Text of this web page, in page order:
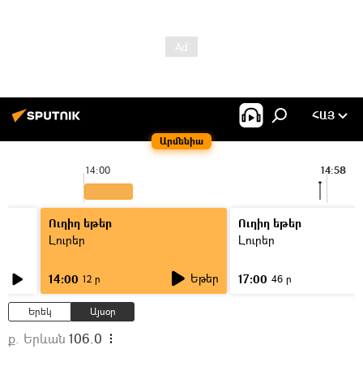
Արմենիա
ՀԱՅ
14:00 14:58
Ուղիղ եթեր
Լուրեր
14:00 12 ր Եթեր
Ուղիղ եթեր
Լուրեր
17:00 46 ր
Երեկ Այսօր
ք. Երևան 106.0